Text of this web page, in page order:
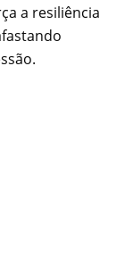
a resiliência